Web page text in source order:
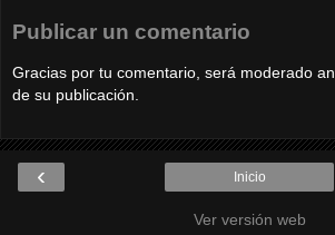
Publicar un comentario
Gracias por tu comentario, será moderado
de su publicación.
‹ Inicio
Ver versión web